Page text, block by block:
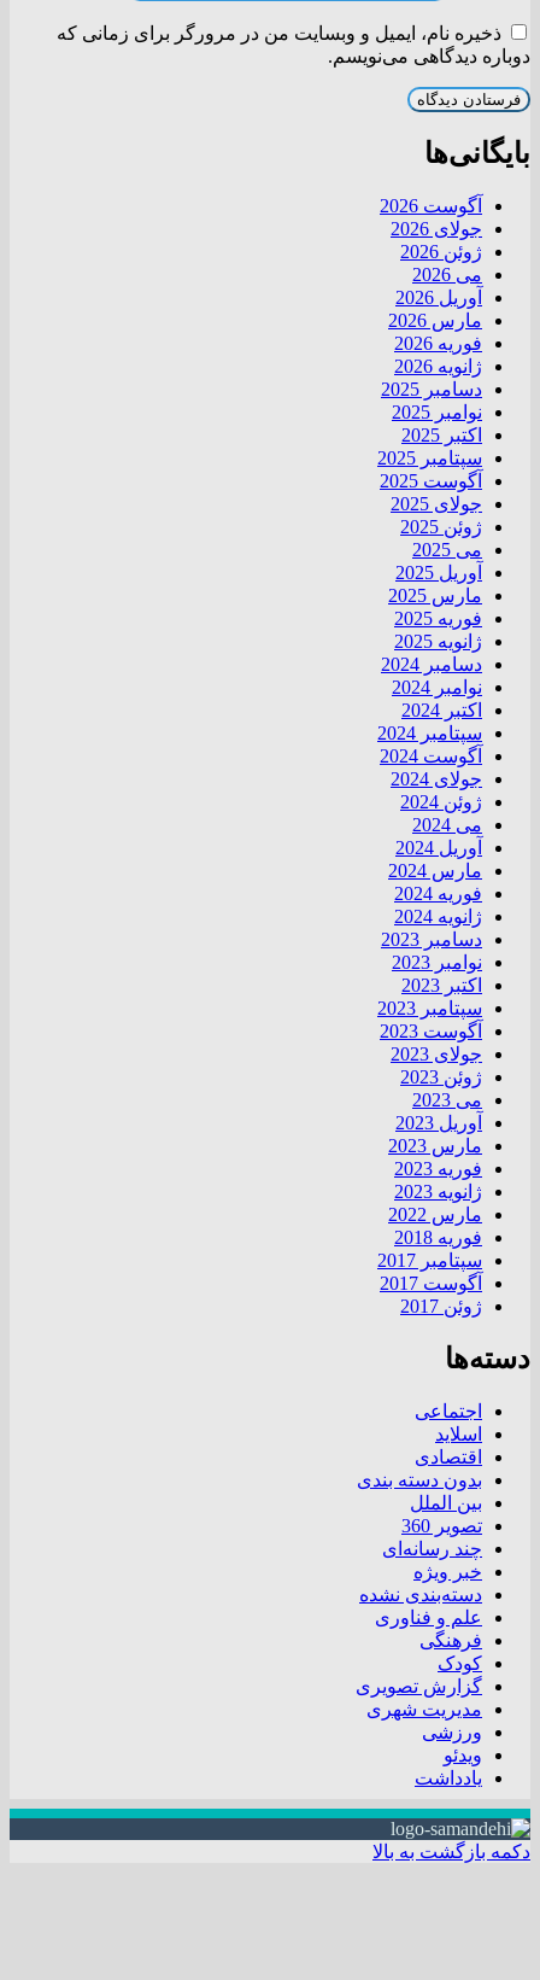
ذخیره نام، ایمیل و وبسایت من در مرورگر برای زمانی که
دوباره دیدگاهی می‌نویسم.
بایگانی‌ها
آگوست 2026
جولای 2026
ژوئن 2026
می 2026
آوریل 2026
مارس 2026
فوریه 2026
ژانویه 2026
دسامبر 2025
نوامبر 2025
اکتبر 2025
سپتامبر 2025
آگوست 2025
جولای 2025
ژوئن 2025
می 2025
آوریل 2025
مارس 2025
فوریه 2025
ژانویه 2025
دسامبر 2024
نوامبر 2024
اکتبر 2024
سپتامبر 2024
آگوست 2024
جولای 2024
ژوئن 2024
می 2024
آوریل 2024
مارس 2024
فوریه 2024
ژانویه 2024
دسامبر 2023
نوامبر 2023
اکتبر 2023
سپتامبر 2023
آگوست 2023
جولای 2023
ژوئن 2023
می 2023
آوریل 2023
مارس 2023
فوریه 2023
ژانویه 2023
مارس 2022
فوریه 2018
سپتامبر 2017
آگوست 2017
ژوئن 2017
دسته‌ها
اجتماعی
اسلاید
اقتصادی
بدون دسته بندی
بین الملل
تصویر 360
چند رسانه‌ای
خبر ویژه
دسته‌بندی نشده
علم و فناوری
فرهنگی
کودک
گزارش تصویری
مدیریت شهری
ورزشی
ویدئو
یادداشت
دکمه بازگشت به بالا